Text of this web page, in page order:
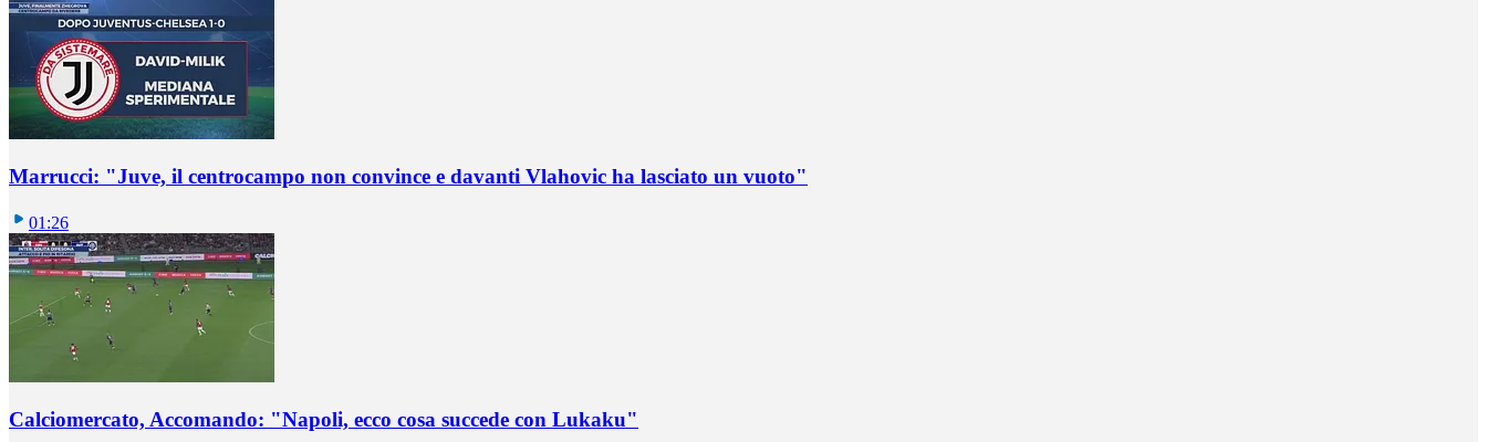
Marrucci: "Juve, il centrocampo non convince e davanti Vlahovic ha lasciato un vuoto"
01:26
Calciomercato, Accomando: "Napoli, ecco cosa succede con Lukaku"